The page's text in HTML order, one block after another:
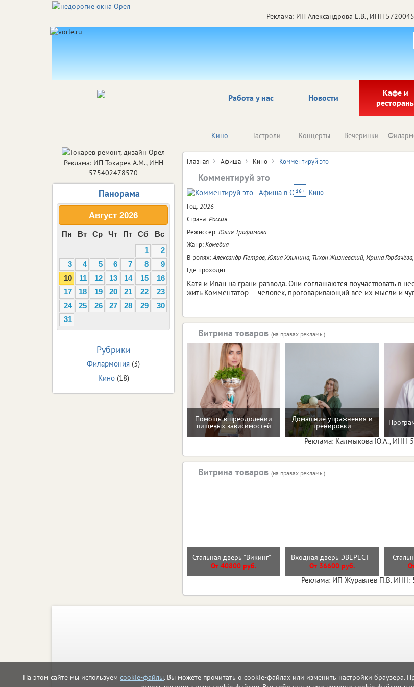
На этом сайте мы используем cookie-файлы. Вы можете прочитать о cookie-файлах или изменить настройки браузера.
Реклама: ИП Александрова Е.В., ИНН
Работа у нас Новости
Кафе и
Кино Гастроли Концерты Вечеринки
Главная Афиша Кино Комментируй это
Комментируй это
16+
Кино
Год:2026
Страна:Россия
Режиссер:Юлия Трофимова
Жанр:Комедия
В ролях:Александр Петров, Юлия Хлынина, Тихон Жизневский, Ирина
Где проходит:
Катя и Иван на грани развода. Они соглашаются поучаствовать в
жить Комментатор — человек, проговаривающий все их мысли и
Витрина товаров (на правах рекламы)
Помощь в преодолении
пищевых зависимостей
Домашние упражнения и
тренировки
Реклама: Калмыкова Ю.А., ИНН
Витрина товаров (на правах рекламы)
Стальная дверь "Викинг"
От 40800 руб.
Входная дверь ЭВЕРЕСТ
От 36600 руб.
Реклама: ИП Журавлев П.В. ИНН:
Реклама: ИП Токарев А.М., ИНН
575402478570
Панорама
Август 2026
Пн Вт Ср Чт Пт Сб
Вс
1
2
3
4 5 6 7 8
9
10
11 12 13 14 15
16
17
18 19 20 21 22
23
24
25 26 27 28 29
30
31
Рубрики
Филармония (3)
Кино(18)